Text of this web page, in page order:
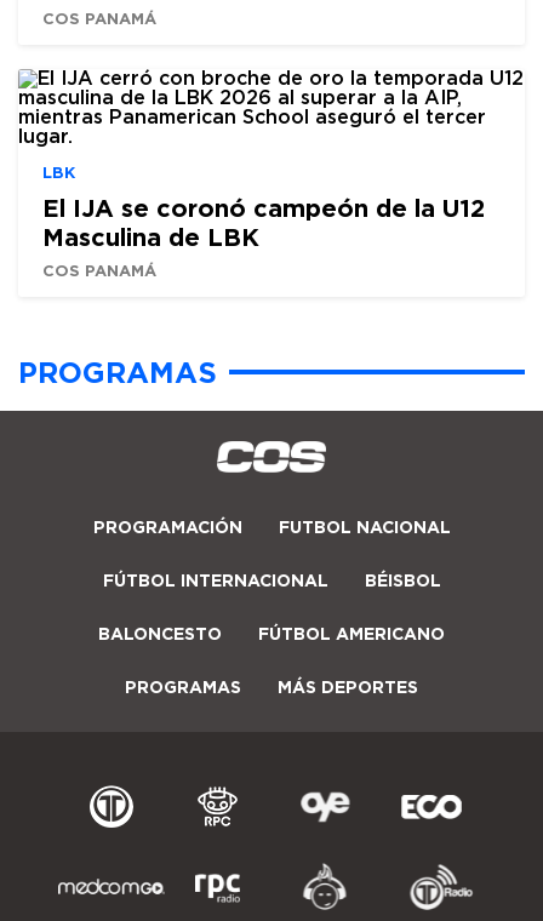
COS PANAMÁ
LBK
El IJA se coronó campeón de la U12
Masculina de LBK
COS PANAMÁ
PROGRAMAS
PROGRAMACIÓN FUTBOL NACIONAL
FÚTBOL INTERNACIONAL BÉISBOL
BALONCESTO FÚTBOL AMERICANO
PROGRAMAS MÁS DEPORTES